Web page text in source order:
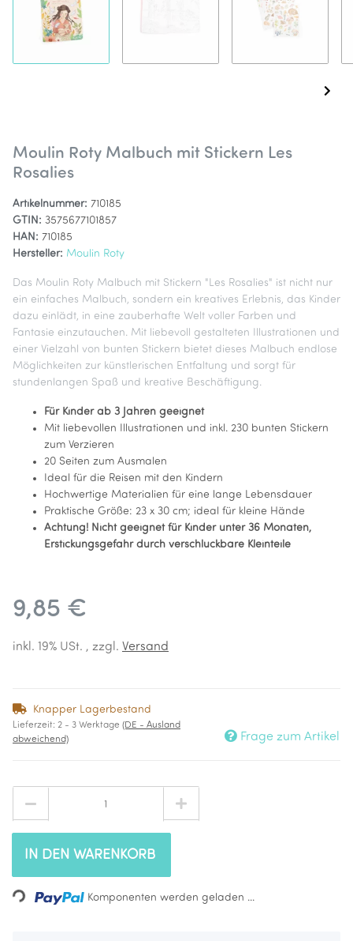
Moulin Roty Malbuch mit Stickern Les
Rosalies
Artikelnummer: 710185
GTIN: 3575677101857
HAN: 710185
Hersteller: Moulin Roty
Das Moulin Roty Malbuch mit Stickern "Les Rosalies" ist nicht nur
ein einfaches Malbuch, sondern ein kreatives Erlebnis, das Kinder
dazu einlädt, in eine zauberhafte Welt voller Farben und
Fantasie einzutauchen. Mit liebevoll gestalteten Illustrationen und
einer Vielzahl von bunten Stickern bietet dieses Malbuch endlose
Möglichkeiten zur künstlerischen Entfaltung und sorgt für
stundenlangen Spaß und kreative Beschäftigung.
Für Kinder ab 3 Jahren geeignet
Mit liebevollen Illustrationen und inkl. 230 bunten Stickern
zum Verzieren
20 Seiten zum Ausmalen
Ideal für die Reisen mit den Kindern
Hochwertige Materialien für eine lange Lebensdauer
Praktische Größe: 23 x 30 cm; ideal für kleine Hände
Achtung! Nicht geeignet für Kinder unter 36 Monaten,
Erstickungsgefahr durch verschluckbare Kleinteile
9,85 €
inkl. 19% USt. , zzgl. Versand
Knapper Lagerbestand
Lieferzeit: 2 - 3 Werktage (DE - Ausland
abweichend)
Frage zum Artikel
IN DEN WARENKORB
Loading... Komponenten werden geladen ...